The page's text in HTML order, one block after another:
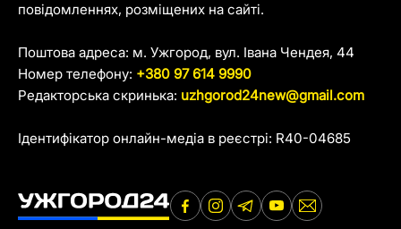
повідомленнях, розміщених на сайті.
Поштова адреса: м. Ужгород, вул. Івана Чендея, 44
Номер телефону: +380 97 614 9990
Редакторська скринька: uzhgorod24new@gmail.com
Ідентифікатор онлайн-медіа в реєстрі: R40-04685